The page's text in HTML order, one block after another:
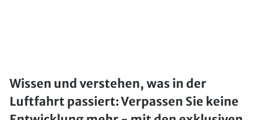
Wissen und verstehen, was in der
Luftfahrt passiert: Verpassen Sie keine